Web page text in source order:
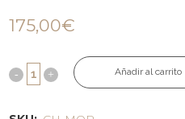
175,00€
Añadir al carrito